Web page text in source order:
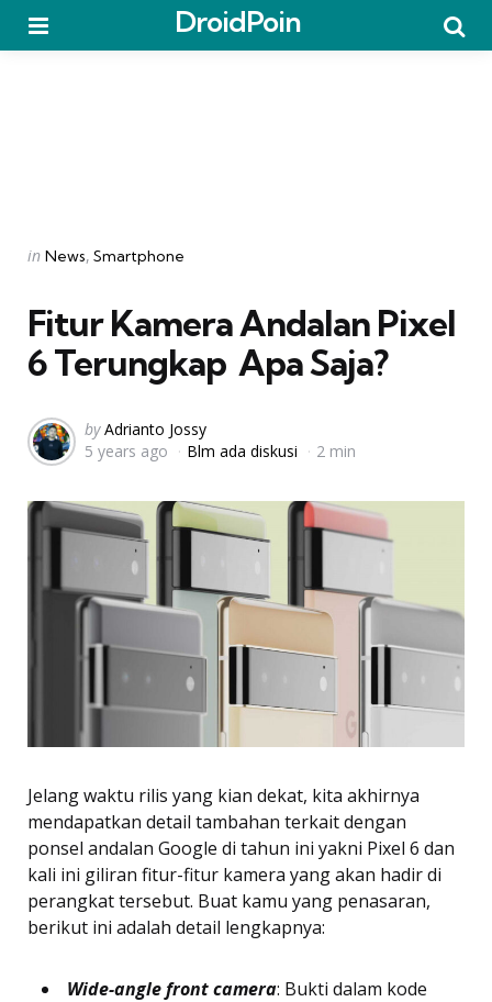
DroidPoin
Categories
Posted
in News Smartphone
Fitur Kamera Andalan Pixel
6 Terungkap  Apa Saja?
Posted
by
by Adrianto Jossy
5 years ago
Blm ada diskusi 2 min
Jelang waktu rilis yang kian dekat, kita akhirnya
mendapatkan detail tambahan terkait dengan
ponsel andalan Google di tahun ini yakni Pixel 6 dan
kali ini giliran fitur-fitur kamera yang akan hadir di
perangkat tersebut. Buat kamu yang penasaran,
berikut ini adalah detail lengkapnya:
Wide-angle front camera: Bukti dalam kode